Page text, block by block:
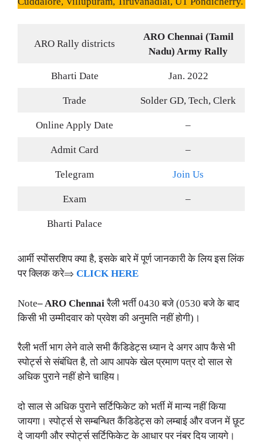
ARO Rally districts
ARO Chennai (Tamil
Nadu) Army Rally
Bharti Date Jan. 2022
Trade Solder GD, Tech, Clerk
Online Apply Date –
Admit Card –
Telegram Join Us
Exam –
Bharti Palace
आर्मी स्पोंसरशिप क्या है, इसके बारे में पूर्ण जानकारी के लिय इस लिंक
पर क्लिक करे⇒ CLICK HERE
Note– ARO Chennai रैली भर्ती 0430 बजे (0530 बजे के बाद
किसी भी उम्मीदवार को प्रवेश की अनुमति नहीं होगी)।
रैली भर्ती भाग लेने वाले सभी कैंडिडेट्स ध्यान दे अगर आप कैसे भी
स्पोर्ट्स से संबंधित है, तो आप आपके खेल प्रमाण पत्र दो साल से
अधिक पुराने नहीं होने चाहिय।
दो साल से अधिक पुराने सर्टिफिकेट को भर्ती में मान्य नहीं किया
जायगा। स्पोर्ट्स से सम्बन्धित कैंडिडेट्स को लम्बाई और वजन में छूट
दे जायगी और स्पोर्ट्स सर्टिफिकेट के आधार पर नंबर दिय जायगे।